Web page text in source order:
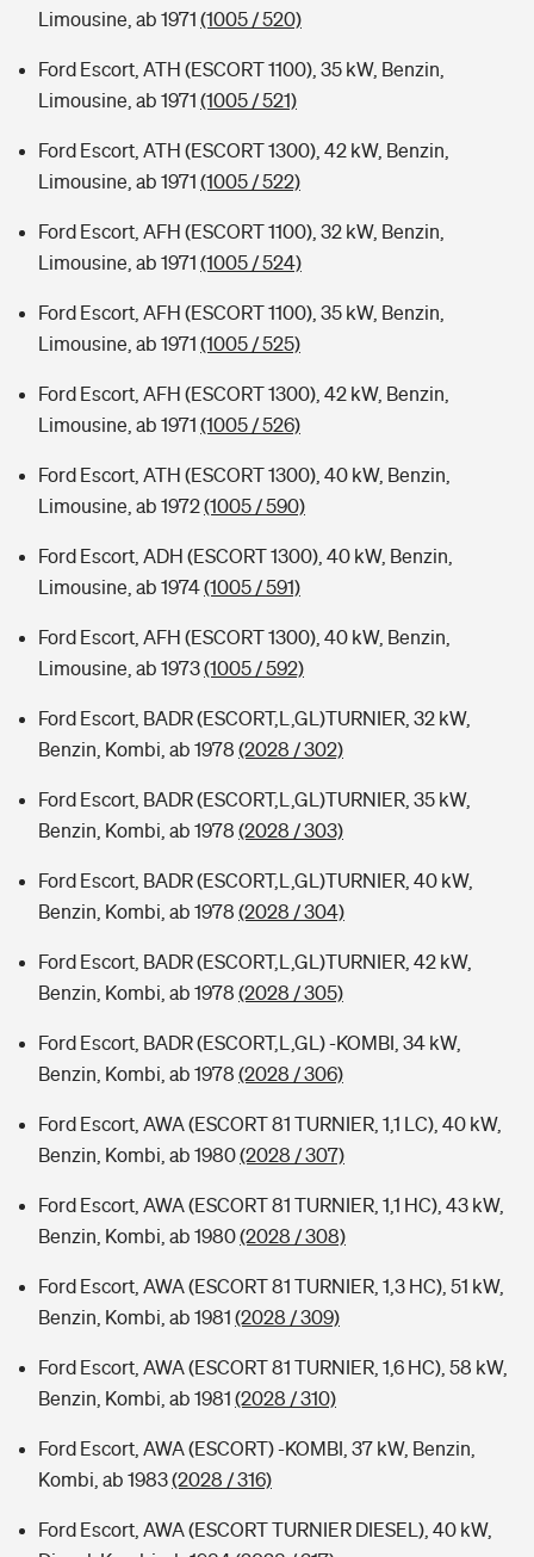
Limousine, ab 1971 (1005 / 520)
Ford Escort, ATH (ESCORT 1100), 35 kW, Benzin,
Limousine, ab 1971 (1005 / 521)
Ford Escort, ATH (ESCORT 1300), 42 kW, Benzin,
Limousine, ab 1971 (1005 / 522)
Ford Escort, AFH (ESCORT 1100), 32 kW, Benzin,
Limousine, ab 1971 (1005 / 524)
Ford Escort, AFH (ESCORT 1100), 35 kW, Benzin,
Limousine, ab 1971 (1005 / 525)
Ford Escort, AFH (ESCORT 1300), 42 kW, Benzin,
Limousine, ab 1971 (1005 / 526)
Ford Escort, ATH (ESCORT 1300), 40 kW, Benzin,
Limousine, ab 1972(1005 / 590)
Ford Escort, ADH (ESCORT 1300), 40 kW, Benzin,
Limousine, ab 1974(1005 / 591)
Ford Escort, AFH (ESCORT 1300), 40 kW, Benzin,
Limousine, ab 1973(1005 / 592)
Ford Escort, BADR (ESCORT,L,GL)TURNIER, 32 kW,
Benzin, Kombi, ab 1978 (2028 / 302)
Ford Escort, BADR (ESCORT,L,GL)TURNIER, 35 kW,
Benzin, Kombi, ab 1978 (2028 / 303)
Ford Escort, BADR (ESCORT,L,GL)TURNIER, 40 kW,
Benzin, Kombi, ab 1978 (2028 / 304)
Ford Escort, BADR (ESCORT,L,GL)TURNIER, 42 kW,
Benzin, Kombi, ab 1978 (2028 / 305)
Ford Escort, BADR (ESCORT,L,GL) -KOMBI, 34 kW,
Benzin, Kombi, ab 1978 (2028 / 306)
Ford Escort, AWA (ESCORT 81 TURNIER, 1,1 LC), 40 kW,
Benzin, Kombi, ab 1980(2028 / 307)
Ford Escort, AWA (ESCORT 81 TURNIER, 1,1 HC), 43 kW,
Benzin, Kombi, ab 1980(2028 / 308)
Ford Escort, AWA (ESCORT 81 TURNIER, 1,3 HC), 51 kW,
Benzin, Kombi, ab 1981 (2028 / 309)
Ford Escort, AWA (ESCORT 81 TURNIER, 1,6 HC), 58 kW,
Benzin, Kombi, ab 1981 (2028 / 310)
Ford Escort, AWA (ESCORT) -KOMBI, 37 kW, Benzin,
Kombi, ab 1983(2028 / 316)
Ford Escort, AWA (ESCORT TURNIER DIESEL), 40 kW,